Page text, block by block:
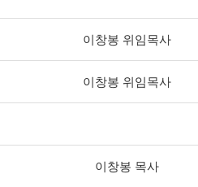
이창봉 위임목사
이창봉 위임목사
이창봉 목사